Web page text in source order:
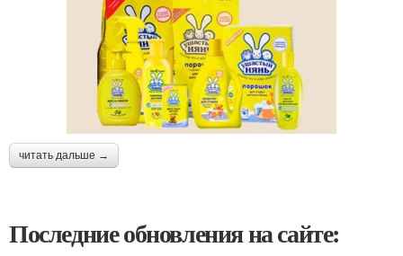
читать дальше →
Последние обновления на сайте: